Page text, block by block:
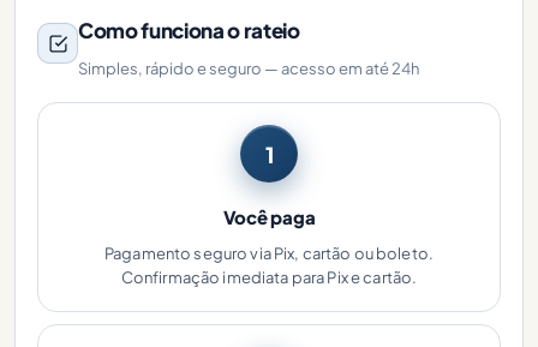
Como funciona o rateio
Simples, rápido e seguro — acesso em até 24h
1
Você paga
Pagamento seguro via Pix, cartão ou boleto.
Confirmação imediata para Pix e cartão.